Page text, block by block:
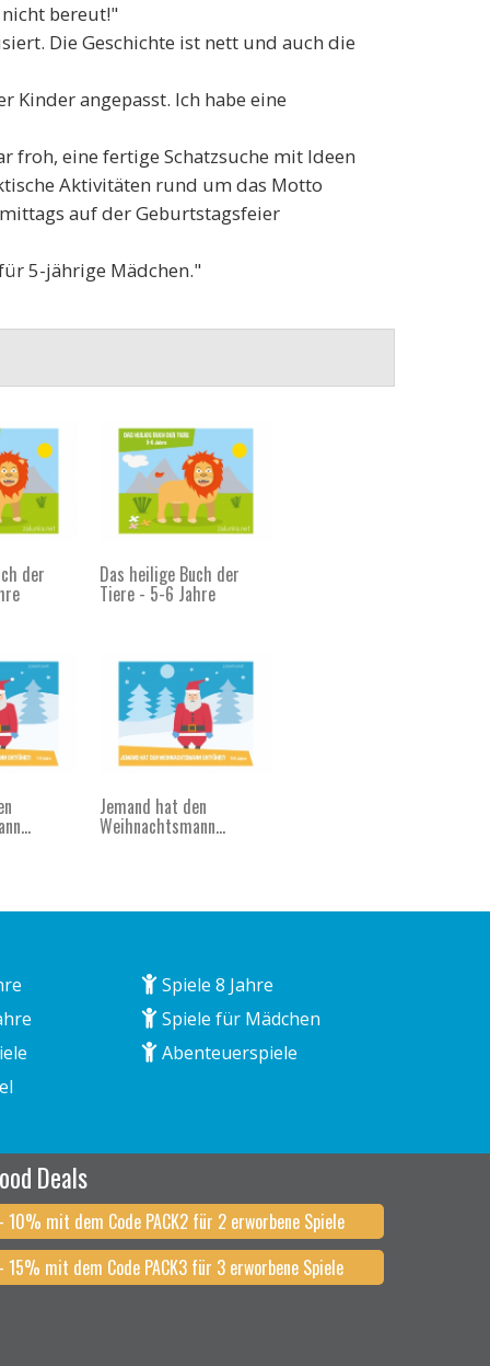
bereut!"
Die Geschichte ist nett und auch die
Kinder angepasst. Ich habe eine
froh, eine fertige Schatzsuche mit Ideen
Aktivitäten rund um das Motto
auf der Geburtstagsfeier
5-jährige Mädchen."
der Das heilige Buch der
Tiere - 5-6 Jahre
Jemand hat den
Weihnachtsmann...
Spiele 8 Jahre
Spiele für Mädchen
Abenteuerspiele
Deals
10% mit dem Code PACK2 für 2 erworbene Spiele
15% mit dem Code PACK3 für 3 erworbene Spiele